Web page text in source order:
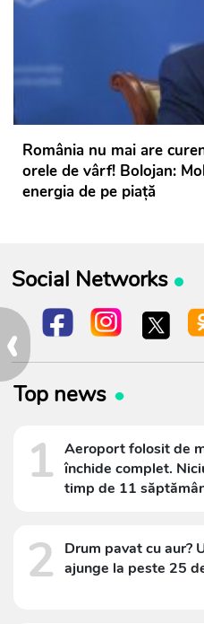
‹
România nu mai are
orele de vârf! Bolojan:
energia de pe piață
Social Networks
Top news
1 Aeroport folosit de
închide complet.
timp de 11
2
Drum pavat cu aur?
ajunge la peste 25